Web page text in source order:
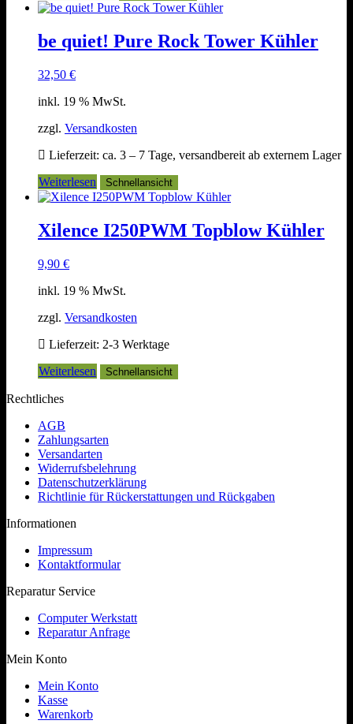
be quiet! Pure Rock Tower Kühler
32,50 €
inkl. 19 % MwSt.
zzgl. Versandkosten
Lieferzeit: ca. 3 – 7 Tage, versandbereit ab externem Lager
Weiterlesen
Schnellansicht
Xilence I250PWM Topblow Kühler
9,90 €
inkl. 19 % MwSt.
zzgl. Versandkosten
Lieferzeit: 2-3 Werktage
Weiterlesen
Schnellansicht
Rechtliches
AGB
Zahlungsarten
Versandarten
Widerrufsbelehrung
Datenschutzerklärung
Richtlinie für Rückerstattungen und Rückgaben
Informationen
Impressum
Kontaktformular
Reparatur Service
Computer Werkstatt
Reparatur Anfrage
Mein Konto
Mein Konto
Kasse
Warenkorb